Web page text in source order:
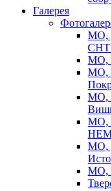
Галерея
МО,
СНТ
МО,
МО,
МО,
МО,
МО,
МО,